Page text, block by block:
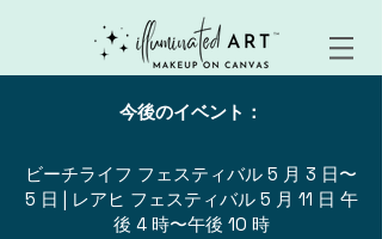
今後のイベント：
ビーチライフ フェスティバル 5 月 3 日〜
5 日 | レアヒ フェスティバル 5 月 11 日 午
後 4 時〜午後 10 時